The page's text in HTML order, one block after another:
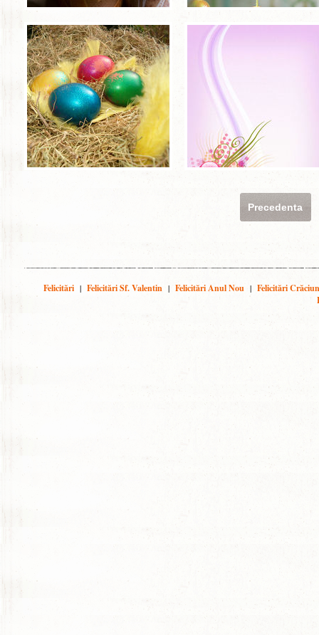
Precedenta
Felicitări | Felicitări Sf. Valentin | Felicitări Anul Nou | Felicitări